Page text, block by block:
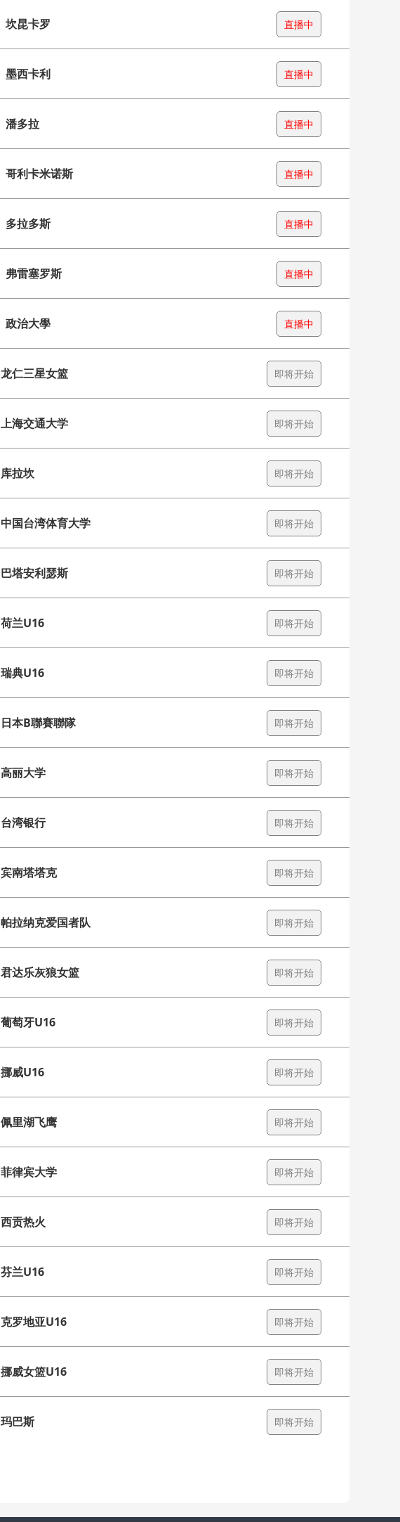
坎昆卡罗 直播中
墨西卡利 直播中
潘多拉 直播中
哥利卡米诺斯 直播中
多拉多斯 直播中
弗雷塞罗斯 直播中
政治大學 直播中
龙仁三星女篮 即将开始
上海交通大学 即将开始
库拉坎 即将开始
中国台湾体育大学 即将开始
巴塔安利瑟斯 即将开始
荷兰U16 即将开始
瑞典U16 即将开始
日本B聯賽聯隊 即将开始
高丽大学 即将开始
台湾银行 即将开始
宾南塔塔克 即将开始
帕拉纳克爱国者队 即将开始
君达乐灰狼女篮 即将开始
葡萄牙U16 即将开始
挪威U16 即将开始
佩里湖飞鹰 即将开始
菲律宾大学 即将开始
西贡热火 即将开始
芬兰U16 即将开始
克罗地亚U16 即将开始
挪威女篮U16 即将开始
玛巴斯 即将开始